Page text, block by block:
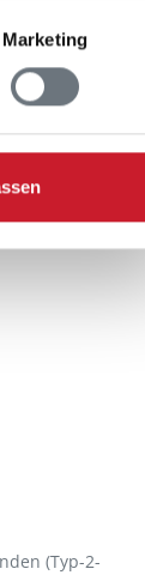
Marketing
(Typ-2-